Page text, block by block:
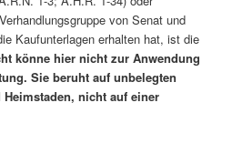
von Senat und
Kaufunterlagen erhalten hat, ist die
könne hier nicht zur Anwendung
Sie beruht auf unbelegten
nicht auf einer